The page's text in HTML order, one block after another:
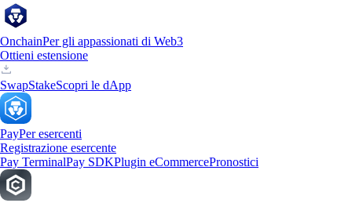
OnchainPer gli appassionati di Web3
Ottieni estensione
SwapStakeScopri le dApp
PayPer esercenti
Registrazione esercente
Pay TerminalPay SDKPlugin eCommercePronostici